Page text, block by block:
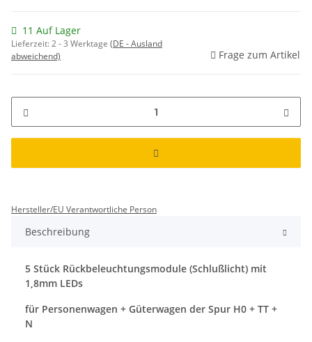
11 Auf Lager
Lieferzeit:2 - 3 Werktage (DE - Ausland
abweichend)
Frage zum Artikel
Hersteller/EU Verantwortliche Person
Beschreibung
5 Stück Rückbeleuchtungsmodule (Schlußlicht) mit
1,8mm LEDs
für Personenwagen + Güterwagen der Spur H0 + TT +
N